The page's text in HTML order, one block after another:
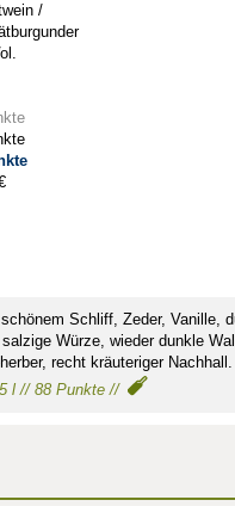
/
Schliff, Zeder, Vanille,
Würze, wieder dunkle
recht kräuteriger Nachhall.
l // 88 Punkte //